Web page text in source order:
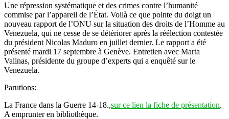
Une répression systématique et des crimes contre l’humanité
commise par l’appareil de l’État. Voilà ce que pointe du doigt un
nouveau rapport de l’ONU sur la situation des droits de l’Homme au
Venezuela, qui ne cesse de se détériorer après la réélection contestée
du président Nicolas Maduro en juillet dernier. Le rapport a été
présenté mardi 17 septembre à Genève. Entretien avec Marta
Valinas, présidente du groupe d’experts qui a enquêté sur le
Venezuela.
Parutions:
La France dans la Guerre 14-18.,sur ce lien la fiche de présentation.
A emprunter en bibliothèque.